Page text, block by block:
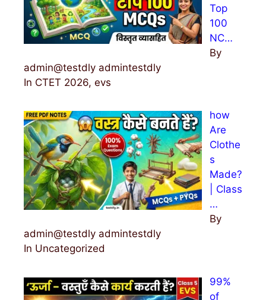
Top
100
NC…
By
admin@testdly admintestdly
In CTET 2026, evs
how
Are
Clothe
s
Made?
| Class
…
By
admin@testdly admintestdly
In Uncategorized
99%
of